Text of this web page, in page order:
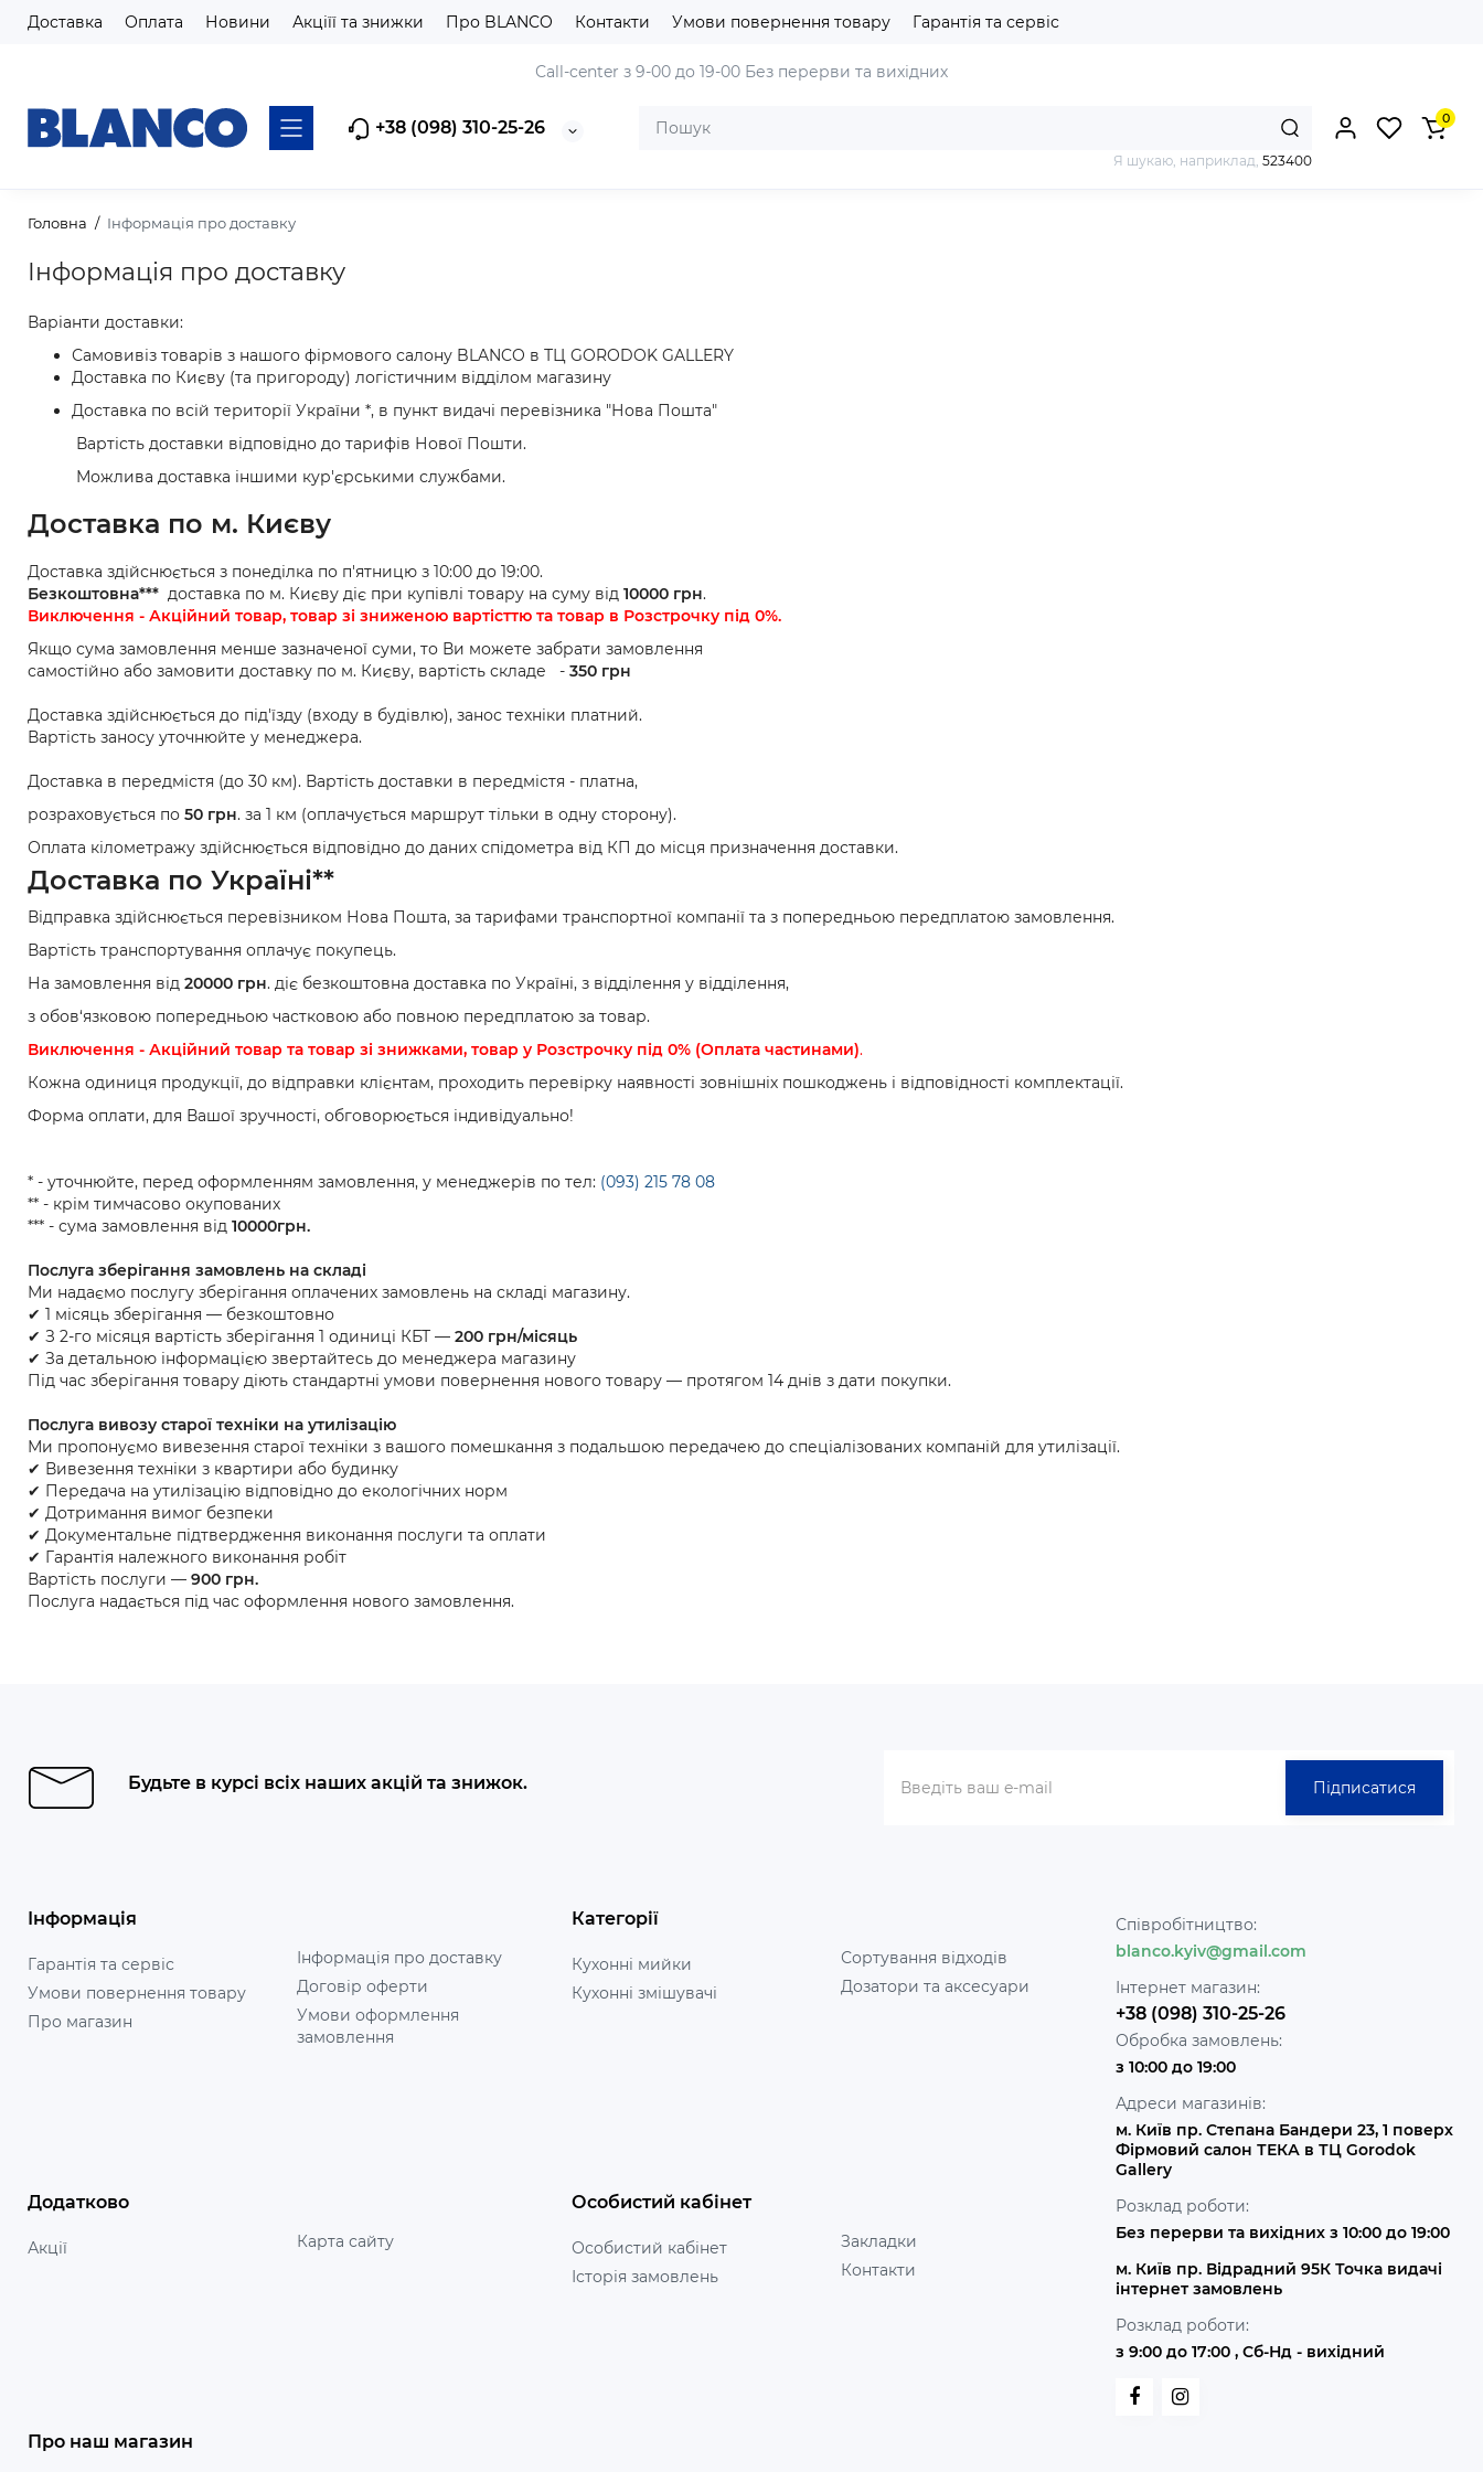
Доставка Оплата Новини Акціїї та знижки Про BLANCO Контакти Умови повернення товару Гарантія та сервіс
Сall-center з 9-00 до 19-00 Без перерви та вихідних
+38 (098) 310-25-26
Я шукаю, наприклад, 523400
0
Головна Інформація про доставку
Інформація про доставку
Варіанти доставки:
Самовивіз товарів з нашого фірмового салону BLANCO в ТЦ GORODOK GALLERY
Доставка по Києву (та пригороду) логістичним відділом магазину
Доставка по всій території України *, в пункт видачі перевізника "Нова Пошта"
Вартість доставки відповідно до тарифів Нової Пошти.
Можлива доставка іншими кур'єрськими службами.
Доставка по м. Києву
Доставка здійснюється з понеділка по п'ятницю з 10:00 до 19:00.
Безкоштовна*** доставка по м. Києву діє при купівлі товару на суму від 10000 грн.
Виключення - Акційний товар, товар зі зниженою вартісттю та товар в Розстрочку під 0%.
Якщо сума замовлення менше зазначеної суми, то Ви можете забрати замовлення
самостійно або замовити доставку по м. Києву, вартість складе - 350 грн
Доставка здійснюється до під'їзду (входу в будівлю), занос техніки платний.
Вартість заносу уточнюйте у менеджера.
Доставка в передмістя (до 30 км). Вартість доставки в передмістя - платна,
розраховується по 50 грн. за 1 км (оплачується маршрут тільки в одну сторону).
Оплата кілометражу здійснюється відповідно до даних спідометра від КП до місця призначення доставки.
Доставка по Україні**
Відправка здійснюється перевізником Нова Пошта, за тарифами транспортної компанії та з попередньою передплатою замовлення.
Вартість транспортування оплачує покупець.
На замовлення від 20000 грн. діє безкоштовна доставка по Україні, з відділення у відділення,
з обов‘язковою попередньою частковою або повною передплатою за товар.
Виключення - Акційний товар та товар зі знижками, товар у Розстрочку під 0% (Оплата частинами).
Кожна одиниця продукції, до відправки клієнтам, проходить перевірку наявності зовнішніх пошкоджень і відповідності комплектації.
Форма оплати, для Вашої зручності, обговорюється індивідуально!
* - уточнюйте, перед оформленням замовлення, у менеджерів по тел: (093) 215 78 08
** - крім тимчасово окупованих
*** - сума замовлення від 10000грн.
Послуга зберігання замовлень на складі
Ми надаємо послугу зберігання оплачених замовлень на складі магазину.
✔ 1 місяць зберігання — безкоштовно
✔ З 2-го місяця вартість зберігання 1 одиниці КБТ — 200 грн/місяць
✔ За детальною інформацією звертайтесь до менеджера магазину
Під час зберігання товару діють стандартні умови повернення нового товару — протягом 14 днів з дати покупки.
Послуга вивозу старої техніки на утилізацію
Ми пропонуємо вивезення старої техніки з вашого помешкання з подальшою передачею до спеціалізованих компаній для утилізації.
✔ Вивезення техніки з квартири або будинку
✔ Передача на утилізацію відповідно до екологічних норм
✔ Дотримання вимог безпеки
✔ Документальне підтвердження виконання послуги та оплати
✔ Гарантія належного виконання робіт
Вартість послуги — 900 грн.
Послуга надається під час оформлення нового замовлення.
Будьте в курсі всіх наших акцій та знижок. Підписатися
Інформація
Гарантія та сервіс
Умови повернення товару
Про магазин
Інформація про доставку
Договір оферти
Умови оформлення
замовлення
Категорії
Кухонні мийки
Кухонні змішувачі
Сортування відходів
Дозатори та аксесуари
Додатково
Акції Карта сайту
Особистий кабінет
Особистий кабінет
Історія замовлень
Закладки
Контакти
Співробітництво:
blanco.kyiv@gmail.com
Інтернет магазин:
+38 (098) 310-25-26
Обробка замовлень:
з 10:00 до 19:00
Адреси магазинів:
м. Київ пр. Степана Бандери 23, 1 поверх
Фірмовий салон ТЕКА в ТЦ Gorodok
Gallery
Розклад роботи:
Без перерви та вихідних з 10:00 до 19:00
м. Київ пр. Відрадний 95К Точка видачі
інтернет замовлень
Розклад роботи:
з 9:00 до 17:00 , Сб-Нд - вихідний
Про наш магазин